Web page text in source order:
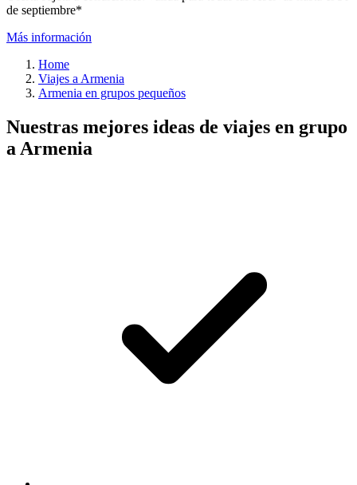
de septiembre*
Más información
Home
Viajes a Armenia
Armenia en grupos pequeños
Nuestras mejores ideas de viajes en grupo
a Armenia